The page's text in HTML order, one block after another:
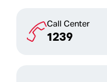
Call Center
1239